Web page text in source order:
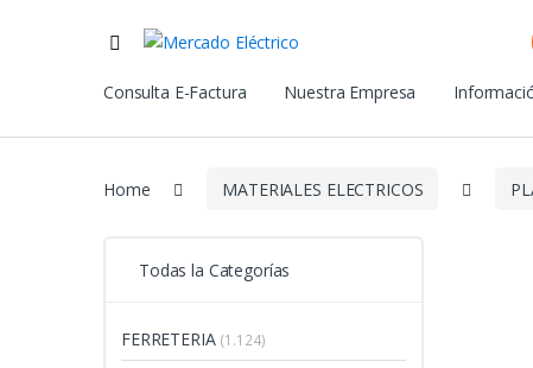
Consulta E-Factura
Nuestra Empresa
Home MATERIALES ELECTRICOS
Todas la Categorías
FERRETERIA (1.124)